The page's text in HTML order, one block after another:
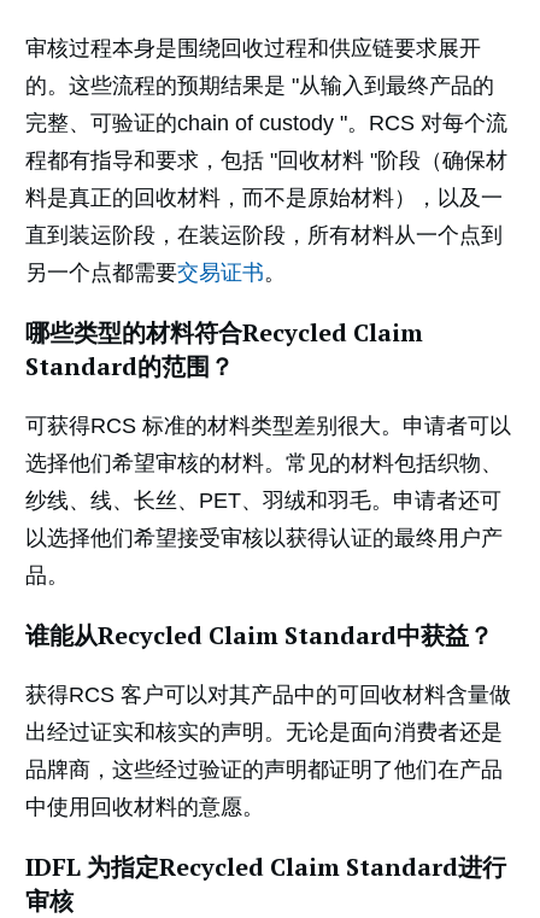
审核过程本身是围绕回收过程和供应链要求展开
的。这些流程的预期结果是 "从输入到最终产品的
完整、可验证的chain of custody "。RCS 对每个流
程都有指导和要求，包括 "回收材料 "阶段（确保材
料是真正的回收材料，而不是原始材料），以及一
直到装运阶段，在装运阶段，所有材料从一个点到
另一个点都需要交易证书。
哪些类型的材料符合Recycled Claim
Standard的范围？
可获得RCS 标准的材料类型差别很大。申请者可以
选择他们希望审核的材料。常见的材料包括织物、
纱线、线、长丝、PET、羽绒和羽毛。申请者还可
以选择他们希望接受审核以获得认证的最终用户产
品。
谁能从Recycled Claim Standard中获益？
获得RCS 客户可以对其产品中的可回收材料含量做
出经过证实和核实的声明。无论是面向消费者还是
品牌商，这些经过验证的声明都证明了他们在产品
中使用回收材料的意愿。
IDFL 为指定Recycled Claim Standard进行
审核